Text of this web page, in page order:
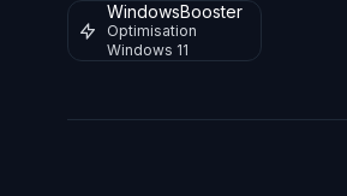
WindowsBooster
Optimisation
Windows 11